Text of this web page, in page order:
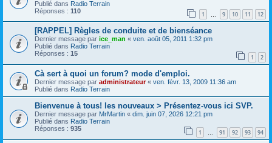
Publié dans Radio Terrain
Réponses : 110 1 9 10 11 12
[RAPPEL] Règles de conduite et de bienséance
Dernier message par ice_man « ven. août 05, 2011 1:32 pm
Publié dans Radio Terrain
Réponses : 15 1 2
Cà sert à quoi un forum? mode d'emploi.
Dernier message par administrateur« ven. févr. 13, 2009 11:36 am
Publié dans Radio Terrain
Bienvenue à tous! les nouveaux > Présentez-vous ici SVP.
Dernier message par MrMartin « dim. juin 07, 2026 12:21 pm
Publié dans Radio Terrain
Réponses : 935 1 … 91 92 93 94